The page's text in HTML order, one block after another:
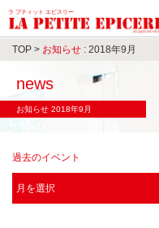
ラ プティット エピスリー
TOP > お知らせ : 2018年9月
news
お知らせ 2018年9月
過去のイベント